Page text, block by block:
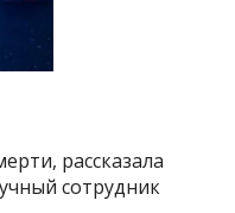
рассказала
сотрудник